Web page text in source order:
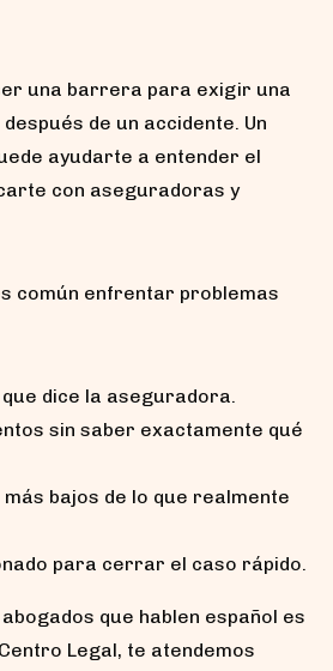
una barrera para exigir una
de un accidente. Un
ayudarte a entender el
con aseguradoras y
común enfrentar problemas
dice la aseguradora.
sin saber exactamente qué
bajos de lo que realmente
para cerrar el caso rápido.
que hablen español es
Legal, te atendemos